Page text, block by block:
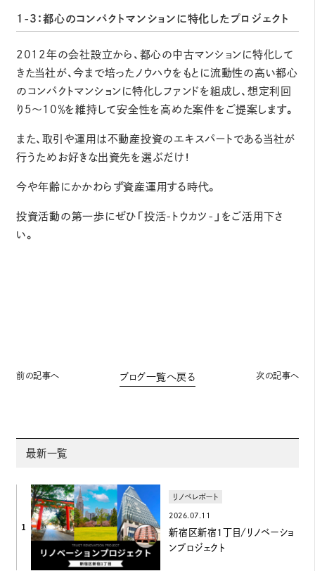
1-3：都心のコンパクトマンションに特化したプロジェクト
2012年の会社設立から、都心の中古マンションに特化して
きた当社が、今まで培ったノウハウをもとに流動性の高い都心
のコンパクトマンションに特化しファンドを組成し、想定利回
り5～10％を維持して安全性を高めた案件をご提案します。
また、取引や運用は不動産投資のエキスパートである当社が
行うためお好きな出資先を選ぶだけ！
今や年齢にかかわらず資産運用する時代。
投資活動の第一歩にぜひ「投活-トウカツ-」をご活用下さ
い。
前の記事へ ブログ一覧へ戻る 次の記事へ
最新一覧
1
リノベレポート
2026.07.11
新宿区新宿1丁目/リノベーショ
ンプロジェクト